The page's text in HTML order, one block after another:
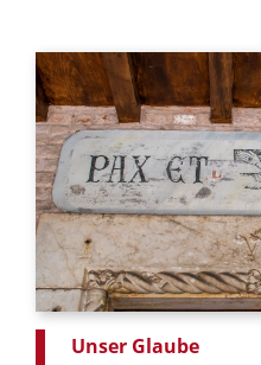
Unser Glaube